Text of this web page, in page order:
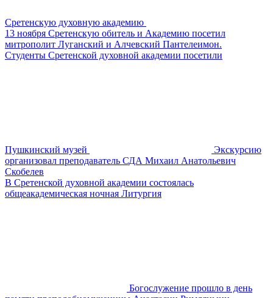
Сретенскую духовную академию
13 ноября Сретенскую обитель и Академию посетил
митрополит Луганский и Алчевский Пантелеимон.
Студенты Сретенской духовной академии посетили
Пушкинский музей
Экскурсию
организовал преподаватель СДА Михаил Анатольевич
Скобелев
В Сретенской духовной академии состоялась
общеакадемическая ночная Литургия
Богослужение прошло в день